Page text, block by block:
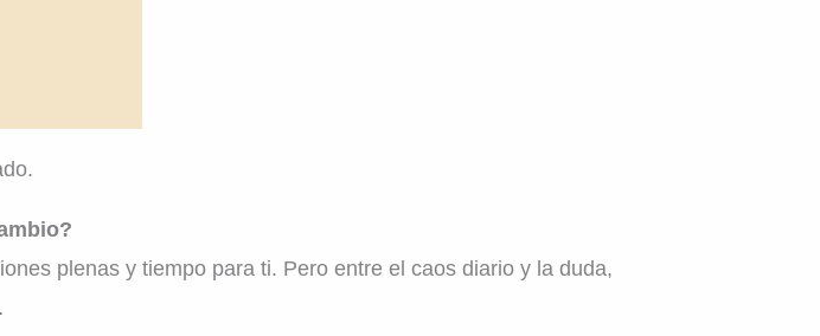
plenas y tiempo para ti. Pero entre el caos diario y la duda,